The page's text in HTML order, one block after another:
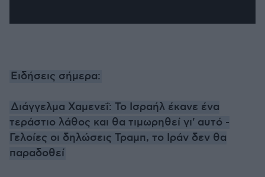
Ειδήσεις σήμερα:
Διάγγελμα Χαμενεΐ: Το Ισραήλ έκανε ένα
τεράστιο λάθος και θα τιμωρηθεί γι' αυτό -
Γελοίες οι δηλώσεις Τραμπ, το Ιράν δεν θα
παραδοθεί